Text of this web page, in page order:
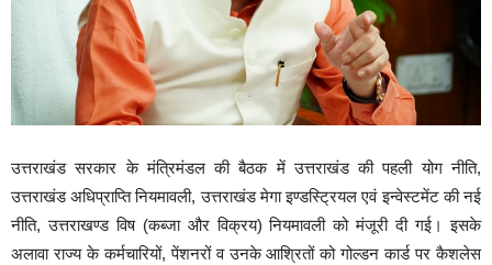
उत्तराखंड सरकार के मंत्रिमंडल की बैठक में उत्तराखंड की पहली योग नीति,
उत्तराखंड अधिप्राप्ति नियमावली, उत्तराखंड मेगा इण्डस्ट्रियल एवं इन्वेस्टमेंट की नई
नीति, उत्तराखण्ड विष (कब्जा और विक्रय) नियमावली को मंजूरी दी गई। इसके
अलावा राज्य के कर्मचारियों, पेंशनरों व उनके आश्रितों को गोल्डन कार्ड पर कैशलेस